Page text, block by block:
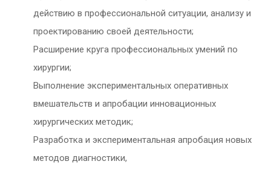
действию в профессиональной ситуации, анализу и
проектированию своей деятельности;
Расширение круга профессиональных умений по
хирургии;
Выполнение экспериментальных оперативных
вмешательств и апробации инновационных
хирургических методик;
Разработка и экспериментальная апробация новых
методов диагностики,